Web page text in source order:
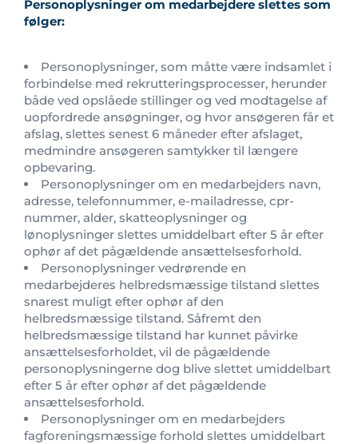
Personoplysninger om medarbejdere slettes som
følger:
Personoplysninger, som måtte være indsamlet i
forbindelse med rekrutteringsprocesser, herunder
både ved opslåede stillinger og ved modtagelse af
uopfordrede ansøgninger, og hvor ansøgeren får et
afslag, slettes senest 6 måneder efter afslaget,
medmindre ansøgeren samtykker til længere
opbevaring.
Personoplysninger om en medarbejders navn,
adresse, telefonnummer, e-mailadresse, cpr-
nummer, alder, skatteoplysninger og
lønoplysninger slettes umiddelbart efter 5 år efter
ophør af det pågældende ansættelsesforhold.
Personoplysninger vedrørende en
medarbejderes helbredsmæssige tilstand slettes
snarest muligt efter ophør af den
helbredsmæssige tilstand. Såfremt den
helbredsmæssige tilstand har kunnet påvirke
ansættelsesforholdet, vil de pågældende
personoplysningerne dog blive slettet umiddelbart
efter 5 år efter ophør af det pågældende
ansættelsesforhold.
Personoplysninger om en medarbejders
fagforeningsmæssige forhold slettes umiddelbart